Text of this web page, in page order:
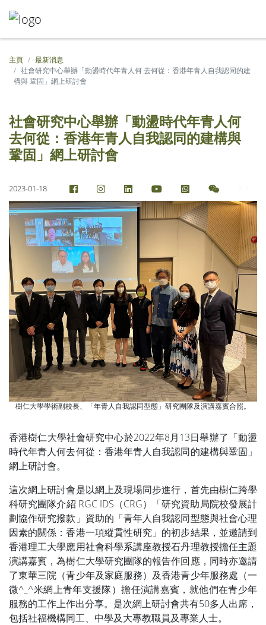
主頁
最新消息
社會研究中心舉辦「動盪時代年青人何 去何從：香港年青人自我認同的建
構與 鞏固」網上研討會
社會研究中心舉辦「動盪時代年青人何
去何從：香港年青人自我認同的建構與
鞏固」網上研討會
2023-01-18
樹仁大學學術副校長、「年青人自我認同型態」研究團隊及演講嘉賓合照。
香港樹仁大學社會研究中心於2022年8月13日舉辦了「動盪
時代年青人何去何從：香港年青人自我認同的建構與鞏固」
網上研討會。
這次網上研討會是以網上及現場同步進行，首先由樹仁跨學
科研究團隊介紹 RGC IDS（CRG）「研究資助局院校發展計
劃協作研究撥款」資助的「青年人自我認同型態與社會心理
因素的關係：香港一項縱貫性研究」的初步結果，並邀請到
香港理工大學應用社會科學系講座教授石丹理教授擔任主題
演講嘉賓，為樹仁大學研究團隊的報告作回應，同時亦邀請
了東華三院（青少年及家庭服務）及香港青少年服務處（一
微^_^米網上青年支援隊）擔任演講嘉賓，就他們在青少年
服務的工作上作出分享。是次網上研討會共有50多人出席，
包括社福機構同工、中學及大專教職員及專業人士。